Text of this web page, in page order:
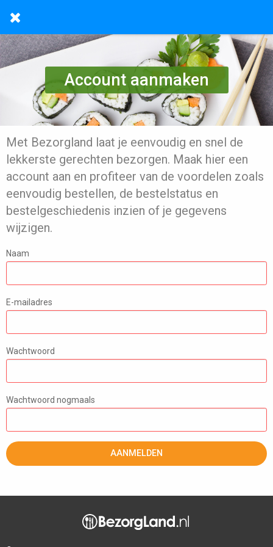
Account aanmaken
Met Bezorgland laat je eenvoudig en snel de
lekkerste gerechten bezorgen. Maak hier een
account aan en profiteer van de voordelen zoals
eenvoudig bestellen, de bestelstatus en
bestelgeschiedenis inzien of je gegevens
wijzigen.
Naam
E-mailadres
Wachtwoord
Wachtwoord nogmaals
AANMELDEN